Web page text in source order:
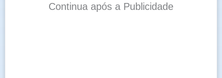
Continua após a Publicidade